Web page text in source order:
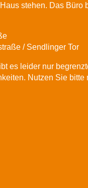
stehen. Das Büro
/ Sendlinger Tor
es leider nur
Nutzen Sie bitte